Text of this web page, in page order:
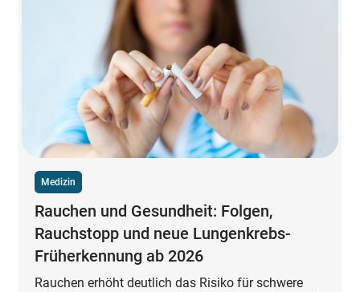
Medizin
Rauchen und Gesundheit: Folgen,
Rauchstopp und neue Lungenkrebs-
Früherkennung ab 2026
Rauchen erhöht deutlich das Risiko für schwere